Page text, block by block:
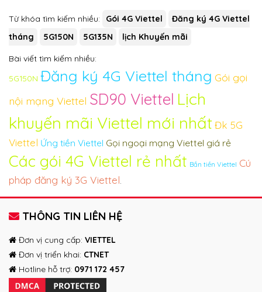
Từ khóa tìm kiếm nhiều: Gói 4G Viettel
Đăng ký 4G Viettel
tháng
5G150N 5G135N lịch Khuyến mãi
Bài viết tìm kiếm nhiều:
5G150N Đăng ký 4G Viettel tháng Gói gọi
nội mạng Viettel SD90 Viettel Lịch
khuyến mãi Viettel mới nhấtĐk 5G
Viettel Ứng tiền Viettel Gọi ngoại mạng Viettel giá rẻ
Các gói 4G Viettel rẻ nhất Bắn tiền Viettel Cú
pháp đăng ký 3G Viettel.
THÔNG TIN LIÊN HỆ
Đơn vị cung cấp: VIETTEL
Đơn vị triển khai: CTNET
Hotline hỗ trợ: 0971 172 457